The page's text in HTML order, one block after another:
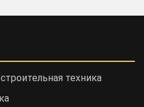
техника